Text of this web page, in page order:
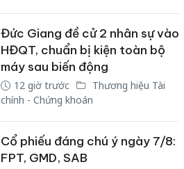
Đức Giang đề cử 2 nhân sự vào
HĐQT, chuẩn bị kiện toàn bộ
máy sau biến động
12 giờ trước
Thương hiệu Tài
chính - Chứng khoán
Cổ phiếu đáng chú ý ngày 7/8:
FPT, GMD, SAB